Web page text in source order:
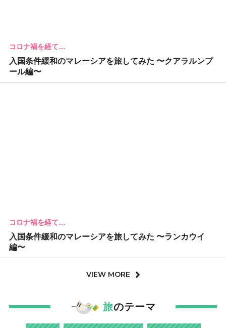
コロナ禍を経て…
入国条件緩和のマレーシアを旅してみた 〜クアラルンプ
ール編〜
コロナ禍を経て…
入国条件緩和のマレーシアを旅してみた 〜ランカウイ
編〜
VIEW MORE
旅のテーマ